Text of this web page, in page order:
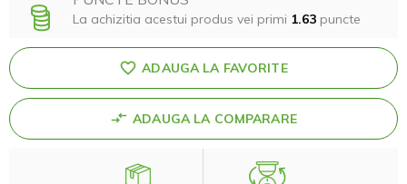
La achizitia acestui produs vei primi 1.63 puncte
ADAUGA LA FAVORITE
ADAUGA LA COMPARARE